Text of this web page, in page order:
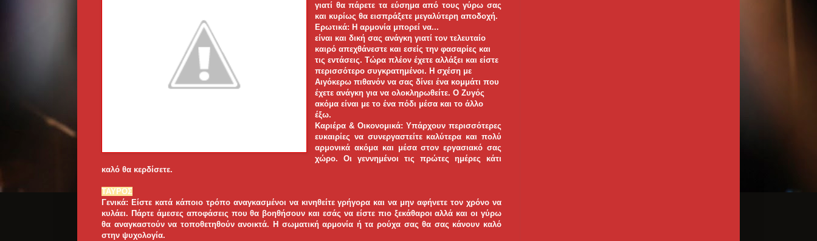
γιατί θα πάρετε τα εύσημα από τους γύρω σας
και κυρίως θα εισπράξετε μεγαλύτερη αποδοχή.
Ερωτικά: Η αρμονία μπορεί να...
είναι και δική σας ανάγκη γιατί τον τελευταίο
καιρό απεχθάνεστε και εσείς την φασαρίες και
τις εντάσεις. Τώρα πλέον έχετε αλλάξει και είστε
περισσότερο συγκρατημένοι. Η σχέση με
Αιγόκερω πιθανόν να σας δίνει ένα κομμάτι που
έχετε ανάγκη για να ολοκληρωθείτε. Ο Ζυγός
ακόμα είναι με το ένα πόδι μέσα και το άλλο
έξω.
Καριέρα & Οικονομικά: Υπάρχουν περισσότερες
ευκαιρίες να συνεργαστείτε καλύτερα και πολύ
αρμονικά ακόμα και μέσα στον εργασιακό σας
χώρο. Οι γεννημένοι τις πρώτες ημέρες κάτι
καλό θα κερδίσετε.
ΤΑΥΡΟΣ
Γενικά: Είστε κατά κάποιο τρόπο αναγκασμένοι να κινηθείτε γρήγορα και να μην αφήνετε τον χρόνο να
κυλάει. Πάρτε άμεσες αποφάσεις που θα βοηθήσουν και εσάς να είστε πιο ξεκάθαροι αλλά και οι γύρω
θα αναγκαστούν να τοποθετηθούν ανοικτά. Η σωματική αρμονία ή τα ρούχα σας θα σας κάνουν καλό
στην ψυχολογία.